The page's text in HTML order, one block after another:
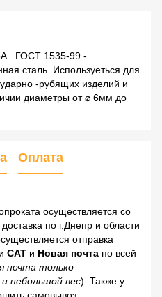
. ГОСТ 1535-99 -
сталь. Используеться для
-рубящих изделий и
диаметры от ⌀ 6мм до
Оплата
осуществляется со
по г.Днепр и области
отправка
САТ и Новая почта по всей
почта только
небольшой вес). Также у